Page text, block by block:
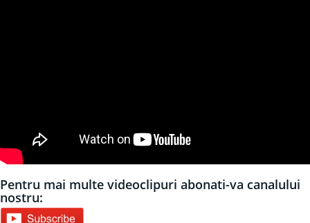
Pentru mai multe videoclipuri abonati-va canalului
nostru: